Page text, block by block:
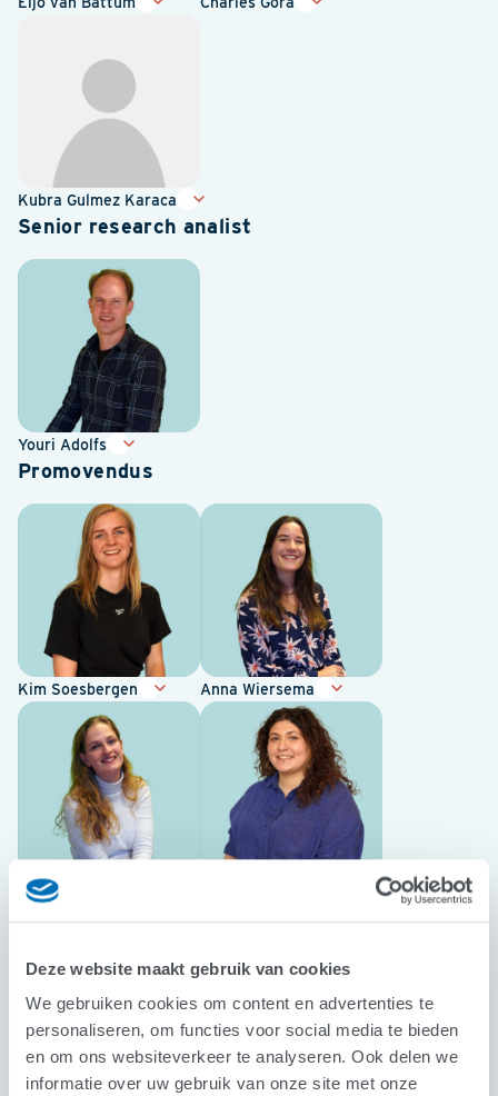
Deze website maakt gebruik van cookies
We gebruiken cookies om content en advertenties te
personaliseren, om functies voor social media te bieden
en om ons websiteverkeer te analyseren. Ook delen we
informatie over uw gebruik van onze site met onze
Kubra Gulmez Karaca
Senior research analist
Youri Adolfs
Promovendus
Kim Soesbergen Anna Wiersema
Channa Jakobs
Laura Wieg Denise van der